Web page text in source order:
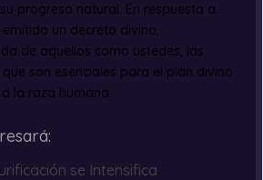
progreso natural. En respuesta a
un decreto divino,
de aquellos como ustedes, las
que son esenciales para el plan divino
la raza humana.
se Intensifica